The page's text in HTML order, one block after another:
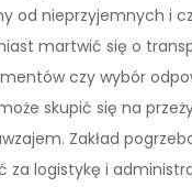
od nieprzyjemnych i
martwić się o
czy wybór
skupić się na
Zakład
za logistykę i